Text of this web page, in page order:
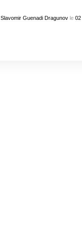
Slavomir Guenadi Dragunovle 02